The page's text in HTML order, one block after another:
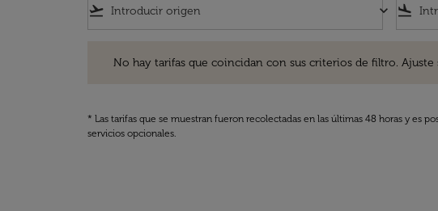
flight_takeoff keyboard_arrow_down flight_land
No hay tarifas que coincidan con sus criterios de filtro. Ajuste
* Las tarifas que se muestran fueron recolectadas en las últimas 48 horas y es
servicios opcionales.